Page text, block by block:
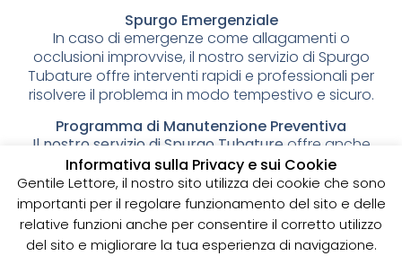
Spurgo Emergenziale
In caso di emergenze come allagamenti o
occlusioni improvvise, il nostro servizio di Spurgo
Tubature offre interventi rapidi e professionali per
risolvere il problema in modo tempestivo e sicuro.
Programma di Manutenzione Preventiva
Il nostro servizio di Spurgo Tubatureoffre anche
programmi di manutenzione preventiva per
prevenire problemi futuri e prolungare la vita dei
tuoi scarichi. Con una manutenzione regolare, puoi
evitare costi aggiuntivi e inconvenienti per la tua
casa o attività.
Informativa sulla Privacy e sui Cookie
Gentile Lettore, il nostro sito utilizza dei cookie che sono
importanti per il regolare funzionamento del sito e delle
relative funzioni anche per consentire il corretto utilizzo
del sito e migliorare la tua esperienza di navigazione.